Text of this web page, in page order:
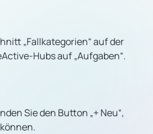
„Fallkategorien“ auf der
Hubs auf „Aufgaben“.
Sie den Button „+ Neu“,